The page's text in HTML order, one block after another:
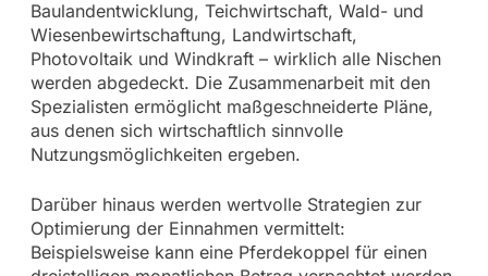
Baulandentwicklung, Teichwirtschaft, Wald- und
Wiesenbewirtschaftung, Landwirtschaft,
Photovoltaik und Windkraft – wirklich alle Nischen
werden abgedeckt. Die Zusammenarbeit mit den
Spezialisten ermöglicht maßgeschneiderte Pläne,
aus denen sich wirtschaftlich sinnvolle
Nutzungsmöglichkeiten ergeben.
Darüber hinaus werden wertvolle Strategien zur
Optimierung der Einnahmen vermittelt:
Beispielsweise kann eine Pferdekoppel für einen